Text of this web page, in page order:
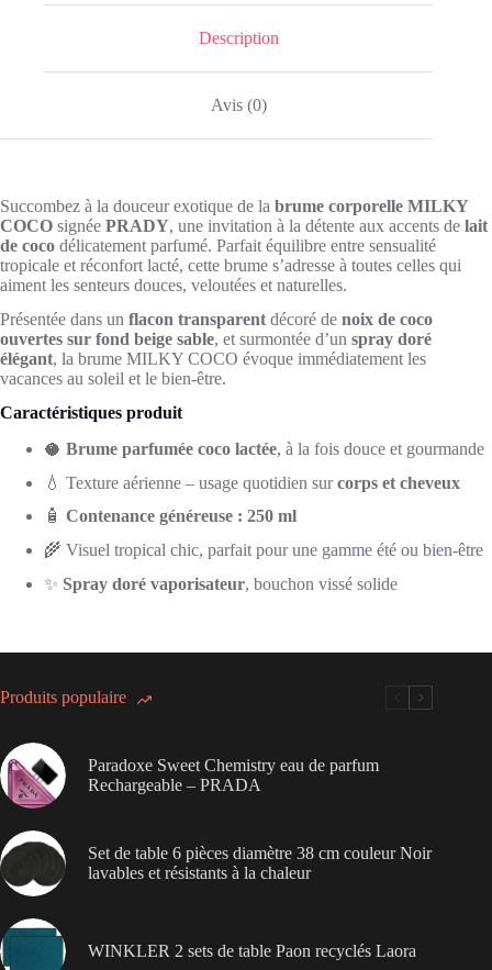
Description
Avis (0)
Succombez à la douceur exotique de la brume corporelle MILKY
COCO signée PRADY, une invitation à la détente aux accents de lait
de coco délicatement parfumé. Parfait équilibre entre sensualité
tropicale et réconfort lacté, cette brume s’adresse à toutes celles qui
aiment les senteurs douces, veloutées et naturelles.
Présentée dans un flacon transparent décoré de noix de coco
ouvertes sur fond beige sable, et surmontée d’un spray doré
élégant, la brume MILKY COCO évoque immédiatement les
vacances au soleil et le bien-être.
Caractéristiques produit
🥥 Brume parfumée coco lactée, à la fois douce et gourmande
💧 Texture aérienne – usage quotidien surcorps et cheveux
🧴 Contenance généreuse : 250 ml
🌾 Visuel tropical chic, parfait pour une gamme été ou bien-être
✨ Spray doré vaporisateur, bouchon vissé solide
Produits populaire
Paradoxe Sweet Chemistry eau de parfum
Rechargeable – PRADA
Set de table 6 pièces diamètre 38 cm couleur Noir
lavables et résistants à la chaleur
WINKLER 2 sets de table Paon recyclés Laora